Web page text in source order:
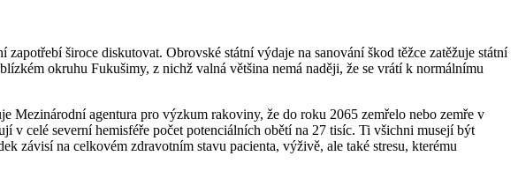
široce diskutovat. Obrovské státní výdaje na sanování škod těžce zatěžuje státní
okruhu Fukušimy, z nichž valná většina nemá naději, že se vrátí k normálnímu
Mezinárodní agentura pro výzkum rakoviny, že do roku 2065 zemřelo nebo zemře v
celé severní hemisféře počet potenciálních obětí na 27 tisíc. Ti všichni musejí být
závisí na celkovém zdravotním stavu pacienta, výživě, ale také stresu, kterému